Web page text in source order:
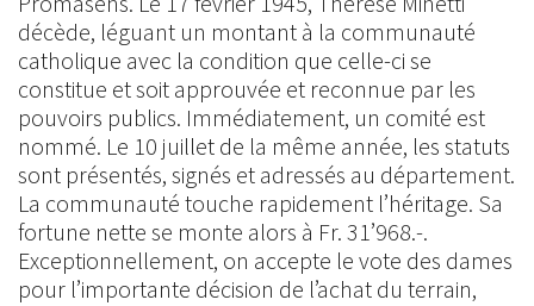
décède, léguant un montant à la communauté
catholique avec la condition que celle-ci se
constitue et soit approuvée et reconnue par les
pouvoirs publics. Immédiatement, un comité est
nommé. Le 10 juillet de la même année, les statuts
sont présentés, signés et adressés au département.
La communauté touche rapidement l’héritage. Sa
fortune nette se monte alors à Fr. 31’968.-.
Exceptionnellement, on accepte le vote des dames
pour l’importante décision de l’achat du terrain,